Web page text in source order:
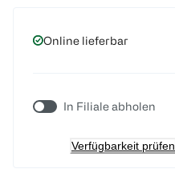
Online lieferbar
In Filiale abholen
Verfügbarkeit prüfen